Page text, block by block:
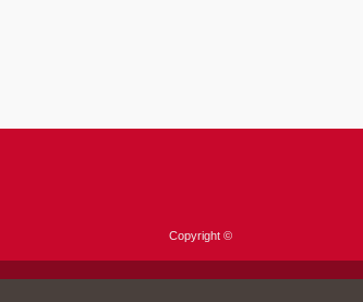
Copyright ©